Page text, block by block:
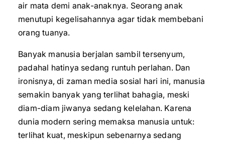
air mata demi anak-anaknya. Seorang anak
menutupi kegelisahannya agar tidak membebani
orang tuanya.
Banyak manusia berjalan sambil tersenyum,
padahal hatinya sedang runtuh perlahan. Dan
ironisnya, di zaman media sosial hari ini, manusia
semakin banyak yang terlihat bahagia, meski
diam-diam jiwanya sedang kelelahan. Karena
dunia modern sering memaksa manusia untuk:
terlihat kuat, meskipun sebenarnya sedang